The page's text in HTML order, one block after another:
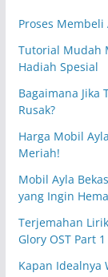
Proses
Tutorial Mudah
Hadiah Spesial
Bagaimana Jika
Rusak?
Harga Mobil
Meriah!
Mobil Ayla
yang Ingin
Terjemahan
Glory OST Part 1
Kapan Idealnya